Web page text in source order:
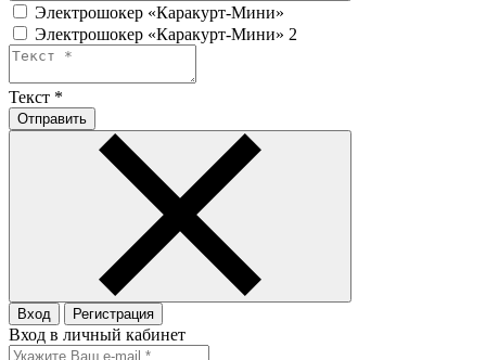
Электрошокер «Каракурт-Мини»
Электрошокер «Каракурт-Мини» 2
Текст *
Отправить
Вход Регистрация
Вход в личный кабинет